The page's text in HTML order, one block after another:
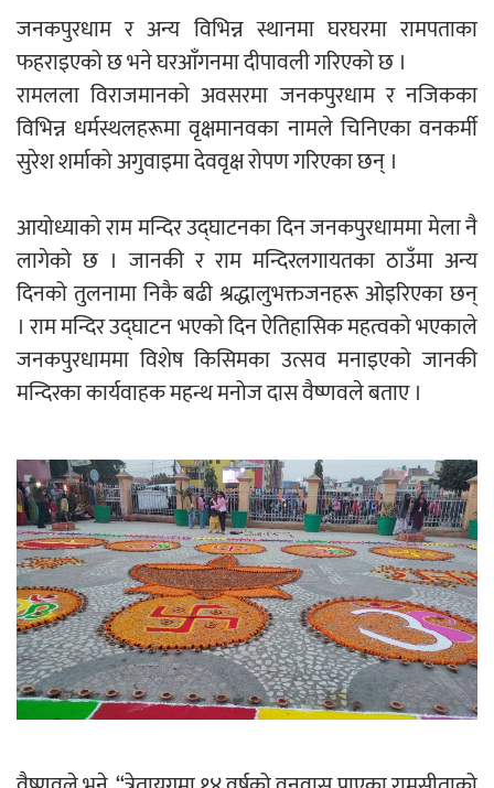
जनकपुरधाम र अन्य विभिन्न स्थानमा घरघरमा रामपताका
फहराइएको छ भने घरआँगनमा दीपावली गरिएको छ ।
रामलला विराजमानको अवसरमा जनकपुरधाम र नजिकका
विभिन्न धर्मस्थलहरूमा वृक्षमानवका नामले चिनिएका वनकर्मी
सुरेश शर्माको अगुवाइमा देववृक्ष रोपण गरिएका छन् ।
आयोध्याको राम मन्दिर उद्घाटनका दिन जनकपुरधाममा मेला नै
लागेको छ । जानकी र राम मन्दिरलगायतका ठाउँमा अन्य
दिनको तुलनामा निकै बढी श्रद्धालुभक्तजनहरू ओइरिएका छन्
। राम मन्दिर उद्घाटन भएको दिन ऐतिहासिक महत्वको भएकाले
जनकपुरधाममा विशेष किसिमका उत्सव मनाइएको जानकी
मन्दिरका कार्यवाहक महन्थ मनोज दास वैष्णवले बताए ।